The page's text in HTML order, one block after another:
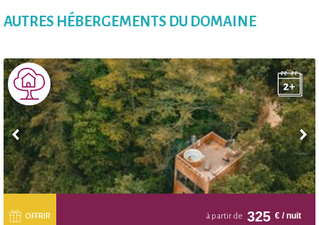
AUTRES HÉBERGEMENTS DU DOMAINE
OFFRIR à partir de 325 € / nuit